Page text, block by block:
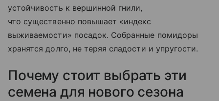
устойчивость к вершинной гнили,
что существенно повышает «индекс
выживаемости» посадок. Собранные помидоры
хранятся долго, не теряя сладости и упругости.
Почему стоит выбрать эти
семена для нового сезона